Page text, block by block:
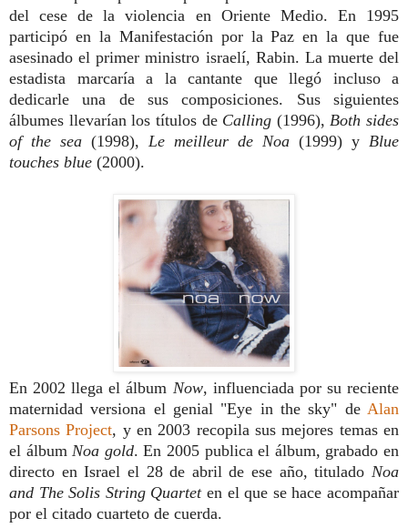
del cese de la violencia en Oriente Medio. En 1995
participó en la Manifestación por la Paz en la que fue
asesinado el primer ministro israelí, Rabin. La muerte del
estadista marcaría a la cantante que llegó incluso a
dedicarle una de sus composiciones. Sus siguientes
álbumes llevarían los títulos de Calling (1996), Both sides
of the sea (1998), Le meilleur de Noa (1999) y Blue
touches blue (2000).
En 2002 llega el álbum Now, influenciada por su reciente
maternidad versiona el genial "Eye in the sky" de Alan
Parsons Project, y en 2003 recopila sus mejores temas en
el álbum Noa gold. En 2005 publica el álbum, grabado en
directo en Israel el 28 de abril de ese año, titulado Noa
and The Solis String Quarteten el que se hace acompañar
por el citado cuarteto de cuerda.